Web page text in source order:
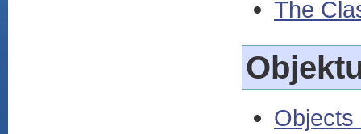
The
Objects